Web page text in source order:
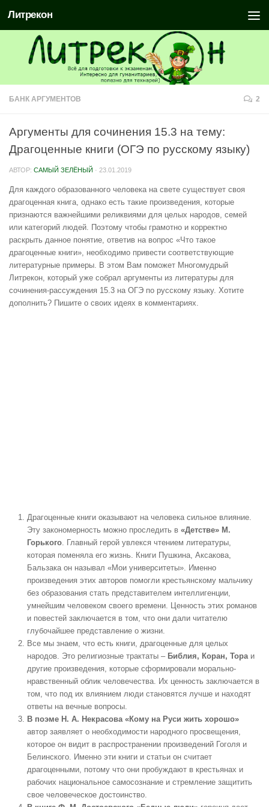
Литрекон
БАНК АРГУМЕНТОВ 2
Аргументы для сочинения 15.3 на тему:
Драгоценные книги (ОГЭ по русскому языку)
АВТОР: САМЫЙ ЗЕЛЁНЫЙ · 23.01.2019
Для каждого образованного человека на свете существует своя
драгоценная книга, однако есть такие произведения, которые
признаются важнейшими реликвиями для целых народов, семей
или категорий людей. Поэтому чтобы грамотно и корректно
раскрыть данное понятие, ответив на вопрос «Что такое
драгоценные книги», необходимо привести соответствующие
литературные примеры. В этом Вам поможет Многомудрый
Литрекон, который уже собрал аргументы из литературы для
сочинения-рассуждения 15.3 на ОГЭ по русскому языку. Хотите
дополнить? Пишите о своих идеях в комментариях.
Драгоценные книги оказывают на человека сильное влияние.
Эту закономерность можно проследить в «Детстве» М.
Горького. Главный герой увлекся чтением литературы,
которая поменяла его жизнь. Книги Пушкина, Аксакова,
Бальзака он называл «Мои университеты». Именно
произведения этих авторов помогли крестьянскому мальчику
без образования стать представителем интеллигенции,
умнейшим человеком своего времени. Ценность этих романов
и повестей заключается в том, что они дали читателю
глубочайшее представление о жизни.
Все мы знаем, что есть книги, драгоценные для целых
народов. Это религиозные трактаты – Библия, Коран, Тораи
другие произведения, которые сформировали морально-
нравственный облик человечества. Их ценность заключается в
том, что под их влиянием люди становятся лучше и находят
ответы на вечные вопросы.
В поэме Н. А. Некрасова «Кому на Руси жить хорошо»
автор заявляет о необходимости народного просвещения,
которое он видит в распространении произведений Гоголя и
Белинского. Именно эти книги и статьи он считает
драгоценными, потому что они пробуждают в крестьянах и
рабочих национальное самосознание и стремление защитить
свое человеческое достоинство.